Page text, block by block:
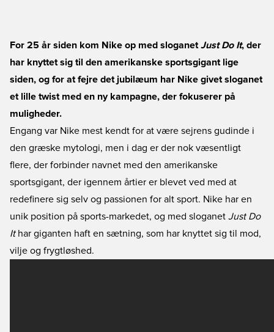
For 25 år siden kom Nike op med sloganet Just Do It, der
har knyttet sig til den amerikanske sportsgigant lige
siden, og for at fejre det jubilæum har Nike givet sloganet
et lille twist med en ny kampagne, der fokuserer på
muligheder.
Engang var Nike mest kendt for at være sejrens gudinde i
den græske mytologi, men i dag er der nok væsentligt
flere, der forbinder navnet med den amerikanske
sportsgigant, der igennem årtier er blevet ved med at
redefinere sig selv og passionen for alt sport. Nike har en
unik position på sports-markedet, og med sloganet Just Do
Ithar giganten haft en sætning, som har knyttet sig til mod,
vilje og frygtløshed.